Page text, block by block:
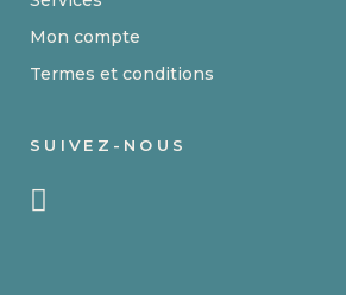
Mon compte
Termes et conditions
SUIVEZ-NOUS